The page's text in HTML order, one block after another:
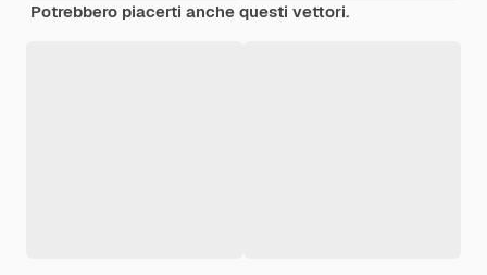
Potrebbero piacerti anche questi vettori.